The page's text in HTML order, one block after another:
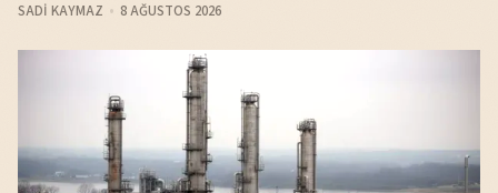
SADI KAYMAZ 8 AĞUSTOS 2026